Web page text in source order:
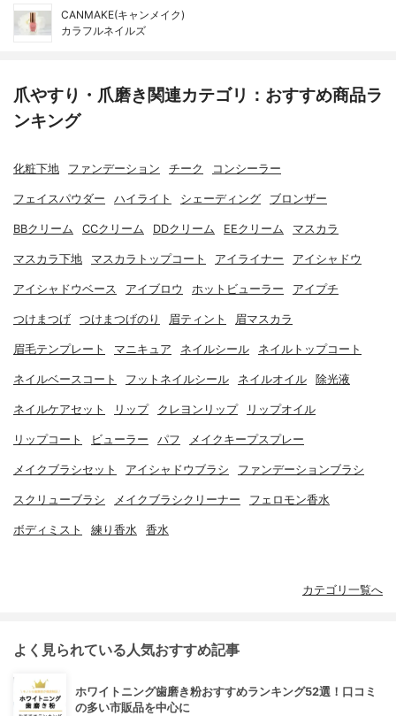
CANMAKE(キャンメイク)
カラフルネイルズ
爪やすり・爪磨き関連カテゴリ：おすすめ商品ラ
ンキング
化粧下地 ファンデーション チーク コンシーラー
フェイスパウダー ハイライト シェーディング ブロンザー
BBクリーム CCクリーム DDクリーム EEクリーム マスカラ
マスカラ下地 マスカラトップコート アイライナー アイシャドウ
アイシャドウベース アイブロウ ホットビューラー アイプチ
つけまつげ つけまつげのり 眉ティント 眉マスカラ
眉毛テンプレート マニキュア ネイルシール ネイルトップコート
ネイルベースコート フットネイルシール ネイルオイル 除光液
ネイルケアセット リップ クレヨンリップ リップオイル
リップコート ビューラー パフ メイクキープスプレー
メイクブラシセット アイシャドウブラシ ファンデーションブラシ
スクリューブラシ メイクブラシクリーナー フェロモン香水
ボディミスト 練り香水 香水
カテゴリ一覧へ
よく見られている人気おすすめ記事
ホワイトニング歯磨き粉おすすめランキング52選！口コミ
の多い市販品を中心に